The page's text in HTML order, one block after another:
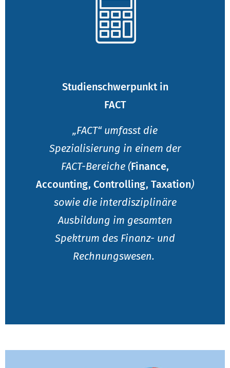
Studienschwerpunkt in
FACT
„FACT“ umfasst die
Spezialisierung in einem der
FACT-Bereiche (Finance,
Accounting, Controlling, Taxation)
sowie die interdisziplinäre
Ausbildung im gesamten
Spektrum des Finanz- und
Rechnungswesen.